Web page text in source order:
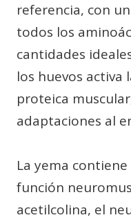
referencia, con
todos los
cantidades
los huevos activa
proteica
adaptaciones al
La yema
función
acetilcolina, el